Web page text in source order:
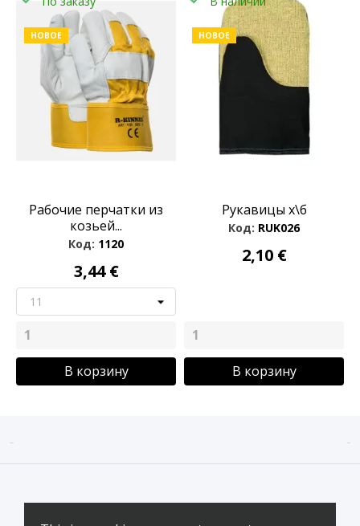
НОВОЕ
Рабочие перчатки из
козьей...
Код: 1120
3,44 €
В корзину
НОВОЕ
Рукавицы х\б
Код: RUK026
2,10 €
В корзину
 